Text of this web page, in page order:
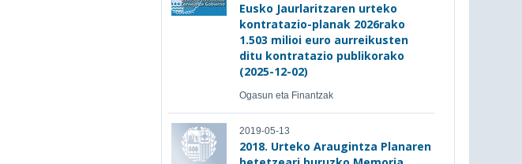
Eusko Jaurlaritzaren urteko
kontratazio-planak 2026rako
1.503 milioi euro aurreikusten
ditu kontratazio publikorako
(2025-12-02)
Ogasun eta Finantzak
2019-05-13
2018. Urteko Araugintza Planaren